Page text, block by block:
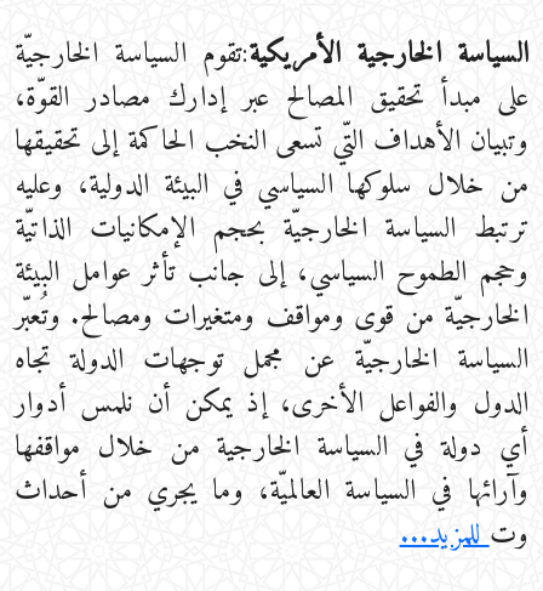
السياسة الخارجية الأمريكية:تقوم السياسة الخارجيّة
على مبدأ تحقيق المصالح عبر إدارك مصادر القوّة،
وتبيان الأهداف التّي تسعى النخب الحاكمة إلى تحقيقها
من خلال سلوكها السياسي في البيئة الدولية، وعليه
ترتبط السياسة الخارجيّة بحجم الإمكانيات الذاتيّة
وحجم الطموح السياسي، إلى جانب تأثر عوامل البيئة
الخارجيّة من قوى ومواقف ومتغيرات ومصالح. وتُعبّر
السياسة الخارجيّة عن مجمل توجهات الدولة تجاه
الدول والفواعل الأخرى، إذ يمكن أن نلمس أدوار
أي دولة في السياسة الخارجية من خلال مواقفها
وآرائها في السياسة العالميّة، وما يجري من أحداث
وتللمزيد...